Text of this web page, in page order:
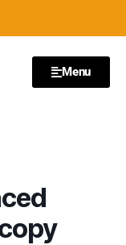
Menu